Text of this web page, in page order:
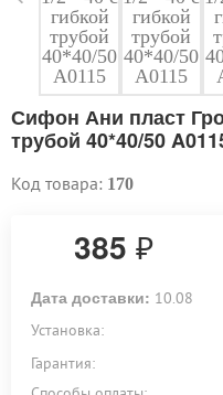
Сифон Ани пласт
трубой 40*40/50
Код товара: 170
385₽
Дата доставки: 10.08
Установка:
Гарантия: